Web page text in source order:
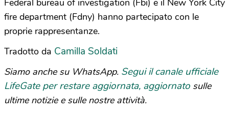
fire department (Fdny) hanno partecipato con le
proprie rappresentanze.
Tradotto da Camilla Soldati
Siamo anche su WhatsApp. Segui il canale ufficiale
LifeGate per restare aggiornata, aggiornato sulle
ultime notizie e sulle nostre attività.